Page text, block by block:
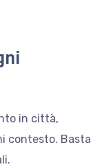
in città,
contesto. Basta